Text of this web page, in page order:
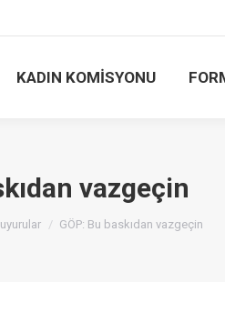
KADIN KOMİSYONU
vazgeçin
GÖP: Bu baskıdan vazgeçin